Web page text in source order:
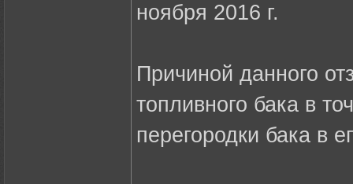
ноября 2016 г.
Причиной данного
топливного бака в
перегородки бака в